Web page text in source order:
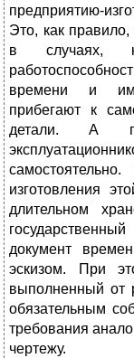
предприятию-
Это, как
в случаях,
времени и
прибегают к
детали. А
изготовления
длительном
документ
эскизом. При
выполненный от
обязательным
требования
чертежу.